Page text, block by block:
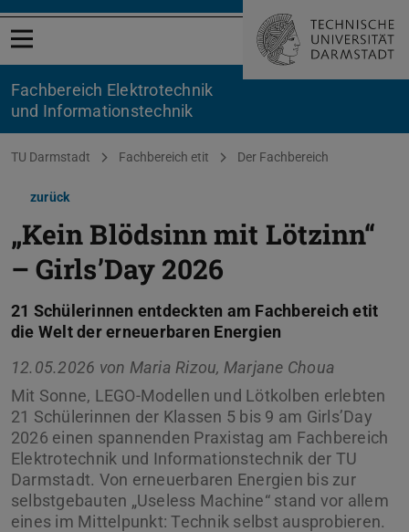
Menü öffnen
Fachbereich Elektrotechnik
und Informationstechnik
Sie befinden sich hier:
TU Darmstadt Fachbereich etit Der Fachbereich
zurück
„Kein Blödsinn mit Lötzinn“
– Girls’Day 2026
21 Schülerinnen entdeckten am Fachbereich etit
die Welt der erneuerbaren Energien
12.05.2026 von Maria Rizou, Marjane Choua
Mit Sonne, LEGO-Modellen und Lötkolben erlebten
21 Schülerinnen der Klassen 5 bis 9 am Girls’Day
2026 einen spannenden Praxistag am Fachbereich
Elektrotechnik und Informationstechnik der TU
Darmstadt. Von erneuerbaren Energien bis zur
selbstgebauten „Useless Machine“ stand vor allem
eines im Mittelpunkt: Technik selbst ausprobieren.